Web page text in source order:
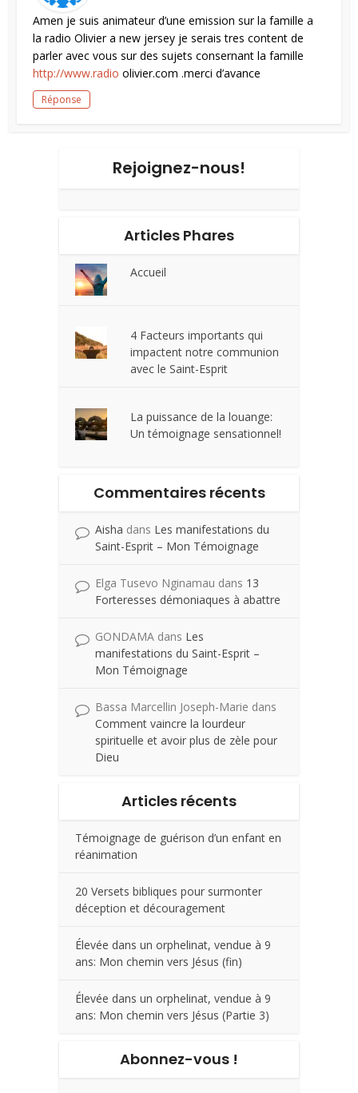
Amen je suis animateur d’une emission sur la famille a
la radio Olivier a new jersey je serais tres content de
parler avec vous sur des sujets consernant la famille
http://www.radio olivier.com .merci d’avance
Réponse
Rejoignez-nous!
Articles Phares
Accueil
4 Facteurs importants qui
impactent notre communion
avec le Saint-Esprit
La puissance de la louange:
Un témoignage sensationnel!
Commentaires récents
Aisha dans Les manifestations du
Saint-Esprit – Mon Témoignage
Elga Tusevo Nginamau dans 13
Forteresses démoniaques à abattre
GONDAMA dans Les
manifestations du Saint-Esprit –
Mon Témoignage
Bassa Marcellin Joseph-Marie dans
Comment vaincre la lourdeur
spirituelle et avoir plus de zèle pour
Dieu
Articles récents
Témoignage de guérison d’un enfant en
réanimation
20 Versets bibliques pour surmonter
déception et découragement
Élevée dans un orphelinat, vendue à 9
ans: Mon chemin vers Jésus (fin)
Élevée dans un orphelinat, vendue à 9
ans: Mon chemin vers Jésus (Partie 3)
Abonnez-vous !